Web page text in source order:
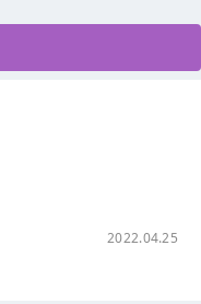
2022.04.25